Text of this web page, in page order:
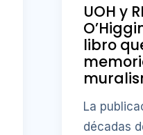
UOH y
libro
La
décadas